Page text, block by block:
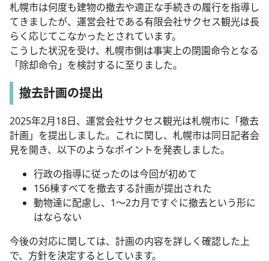
札幌市は何度も建物の撤去や適正な手続きの履行を指導し
てきましたが、運営会社である有限会社サクセス観光は長
らく応じてこなかったとされています。
こうした状況を受け、札幌市側は事実上の閉園命令となる
「除却命令」を検討するに至りました。
撤去計画の提出
2025年2月18日、運営会社サクセス観光は札幌市に「撤去
計画」を提出しました。これに関し、札幌市は同日記者会
見を開き、以下のようなポイントを発表しました。
行政の指導に従ったのは今回が初めて
156棟すべてを撤去する計画が提出された
動物達に配慮し、1～2カ月ですぐに撤去という形に
はならない
今後の対応に関しては、計画の内容を詳しく確認した上
で、方針を決定するとしています。